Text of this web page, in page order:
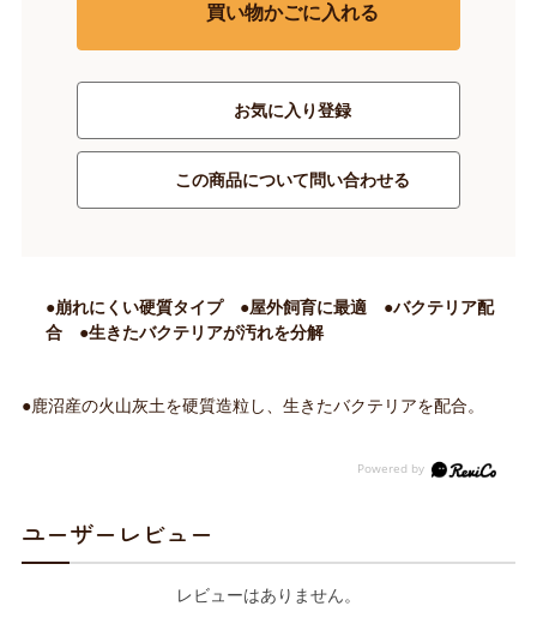
買い物かごに入れる
お気に入り登録
この商品について問い合わせる
●崩れにくい硬質タイプ ●屋外飼育に最適 ●バクテリア配
合 ●生きたバクテリアが汚れを分解
●鹿沼産の火山灰土を硬質造粒し、生きたバクテリアを配合。
ユーザーレビュー
レビューはありません。